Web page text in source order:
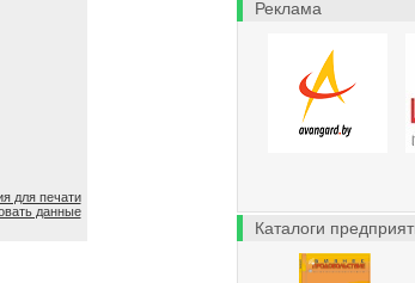
Реклама
Каталоги
для печати
данные